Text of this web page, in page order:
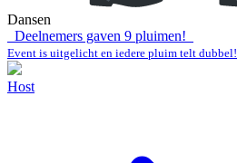
Dansen
Deelnemers gaven 9 pluimen!
Event is uitgelicht en iedere pluim telt dubbel!
Host